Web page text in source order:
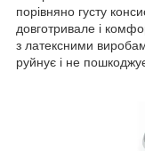
порівняно густу
довготривале і
з латексними
руйнує і не